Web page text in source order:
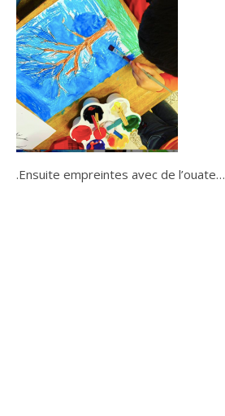
.Ensuite empreintes avec de l’ouate…